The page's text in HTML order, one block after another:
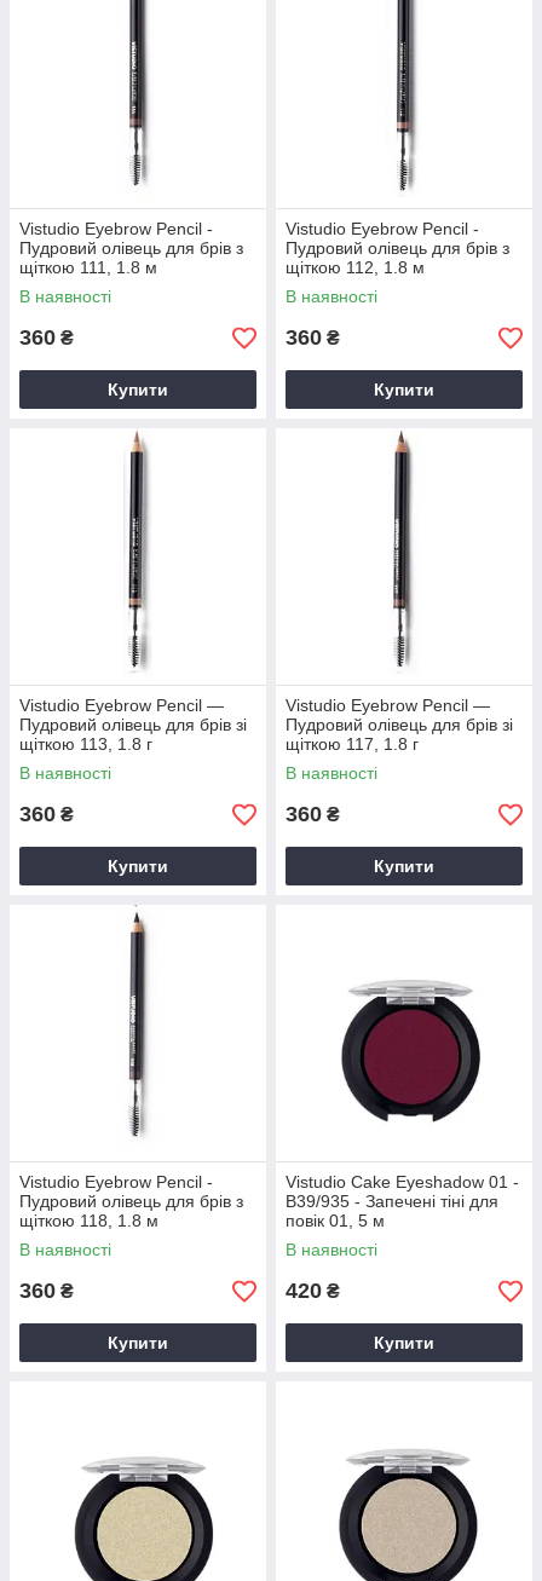
Vistudio Eyebrow Pencil -
Пудровий олівець для брів з
щіткою 111, 1.8 м
В наявності
360 ₴
Купити
Vistudio Eyebrow Pencil -
Пудровий олівець для брів з
щіткою 112, 1.8 м
В наявності
360 ₴
Купити
Vistudio Eyebrow Pencil —
Пудровий олівець для брів зі
щіткою 113, 1.8 г
В наявності
360 ₴
Купити
Vistudio Eyebrow Pencil —
Пудровий олівець для брів зі
щіткою 117, 1.8 г
В наявності
360 ₴
Купити
Vistudio Eyebrow Pencil -
Пудровий олівець для брів з
щіткою 118, 1.8 м
В наявності
360 ₴
Купити
Vistudio Cake Eyeshadow 01 -
B39/935 - Запечені тіні для
повік 01, 5 м
В наявності
420 ₴
Купити